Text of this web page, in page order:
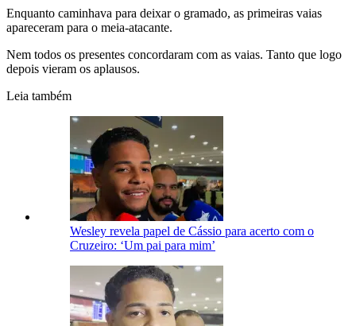
Enquanto caminhava para deixar o gramado, as primeiras vaias
apareceram para o meia-atacante.
Nem todos os presentes concordaram com as vaias. Tanto que logo
depois vieram os aplausos.
Leia também
Wesley revela papel de Cássio para acerto com o
Cruzeiro: ‘Um pai para mim’